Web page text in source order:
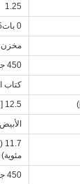
1.25
0 بات25 درجة مئوية
مخزن
450 جرام/لتر
كتاب
12.5 [عند 20 درجة مئوية]
مئوية)
450 جم/لتر (20 درجة مئوية)